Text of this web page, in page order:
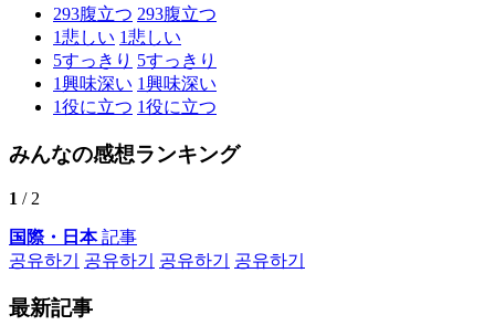
293腹立つ 293腹立つ
1悲しい 1悲しい
5すっきり 5すっきり
1興味深い 1興味深い
1役に立つ 1役に立つ
みんなの感想ランキング
1 / 2
国際・日本記事
공유하기
공유하기 공유하기 공유하기
最新記事